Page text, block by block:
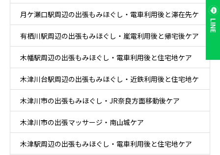
LINE
月ケ瀬口駅周辺の出張もみほぐし・電車利用後と滞在先ケ
ア
有栖川駅周辺の出張もみほぐし・嵐電利用後と帰宅後ケア
木幡駅周辺の出張もみほぐし・電車利用後と住宅地ケア
木津川台駅周辺の出張もみほぐし・近鉄利用後と住宅地ケ
ア
木津川市の出張もみほぐし・JR奈良方面移動後ケア
木津川市の出張マッサージ・南山城ケア
木津駅周辺の出張もみほぐし・電車利用後と住宅地ケア